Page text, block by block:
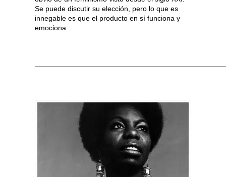
Se puede discutir su elección, pero lo que es
innegable es que el producto en sí funciona y
emociona.